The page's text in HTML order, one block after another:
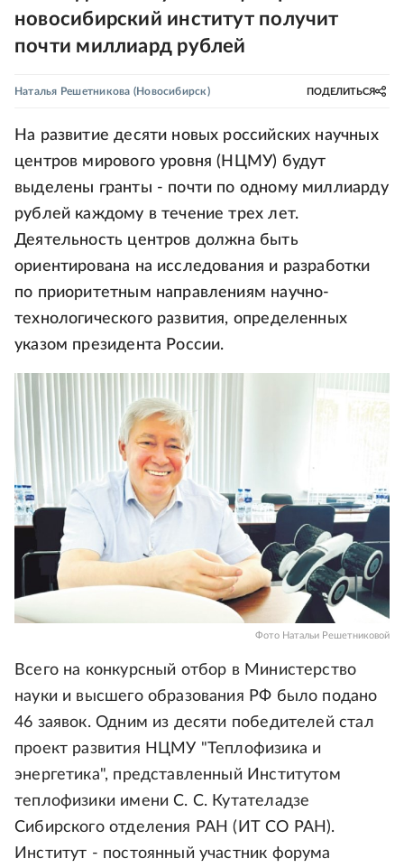
новосибирский институт получит
почти миллиард рублей
Наталья Решетникова (Новосибирск) ПОДЕЛИТЬСЯ
На развитие десяти новых российских научных
центров мирового уровня (НЦМУ) будут
выделены гранты - почти по одному миллиарду
рублей каждому в течение трех лет.
Деятельность центров должна быть
ориентирована на исследования и разработки
по приоритетным направлениям научно-
технологического развития, определенных
указом президента России.
Фото Натальи Решетниковой
Всего на конкурсный отбор в Министерство
науки и высшего образования РФ было подано
46 заявок. Одним из десяти победителей стал
проект развития НЦМУ "Теплофизика и
энергетика", представленный Институтом
теплофизики имени С. С. Кутателадзе
Сибирского отделения РАН (ИТ СО РАН).
Институт - постоянный участник форума